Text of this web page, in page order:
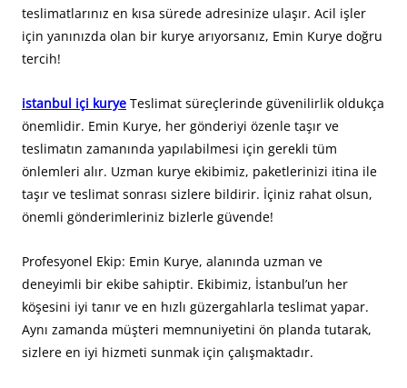
teslimatlarınız en kısa sürede adresinize ulaşır. Acil işler
için yanınızda olan bir kurye arıyorsanız, Emin Kurye doğru
tercih!
istanbul içi kurye Teslimat süreçlerinde güvenilirlik oldukça
önemlidir. Emin Kurye, her gönderiyi özenle taşır ve
teslimatın zamanında yapılabilmesi için gerekli tüm
önlemleri alır. Uzman kurye ekibimiz, paketlerinizi itina ile
taşır ve teslimat sonrası sizlere bildirir. İçiniz rahat olsun,
önemli gönderimleriniz bizlerle güvende!
Profesyonel Ekip: Emin Kurye, alanında uzman ve
deneyimli bir ekibe sahiptir. Ekibimiz, İstanbul’un her
köşesini iyi tanır ve en hızlı güzergahlarla teslimat yapar.
Aynı zamanda müşteri memnuniyetini ön planda tutarak,
sizlere en iyi hizmeti sunmak için çalışmaktadır.